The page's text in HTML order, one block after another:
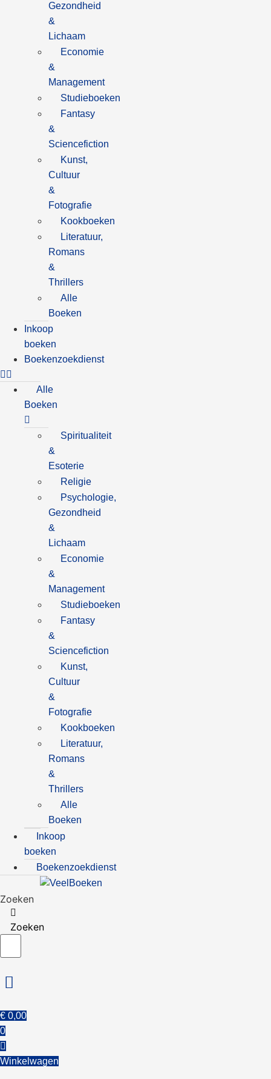
Gezondheid
&
Lichaam
Economie
&
Management
Studieboeken
Fantasy
&
Sciencefiction
Kunst,
Cultuur
&
Fotografie
Kookboeken
Literatuur,
Romans
&
Thrillers
Alle
Boeken
Inkoop
boeken
Boekenzoekdienst
Alle
Boeken
Spiritualiteit
&
Esoterie
Religie
Psychologie,
Gezondheid
&
Lichaam
Economie
&
Management
Studieboeken
Fantasy
&
Sciencefiction
Kunst,
Cultuur
&
Fotografie
Kookboeken
Literatuur,
Romans
&
Thrillers
Alle
Boeken
Inkoop
boeken
Boekenzoekdienst
Zoeken
Zoeken
€ 0,00
0
Winkelwagen